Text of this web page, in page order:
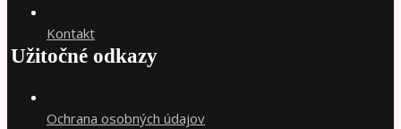
Kontakt
Užitočné odkazy
Ochrana osobných údajov